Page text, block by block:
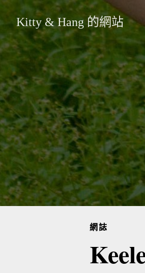
Kitty & Hang 的網站
網誌